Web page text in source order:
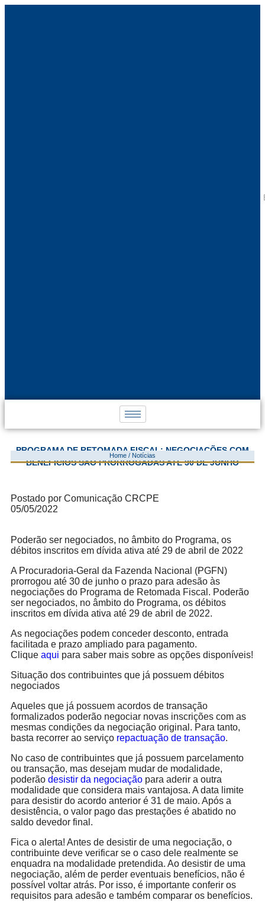
PROGRAMA DE RETOMADA FISCAL: NEGOCIAÇÕES COM
BENEFÍCIOS SÃO PRORROGADAS ATÉ 30 DE JUNHO
Home / Notícias
Postado por Comunicação CRCPE
05/05/2022
Poderão ser negociados, no âmbito do Programa, os
débitos inscritos em dívida ativa até 29 de abril de 2022
A Procuradoria-Geral da Fazenda Nacional (PGFN)
prorrogou até 30 de junho o prazo para adesão às
negociações do Programa de Retomada Fiscal. Poderão
ser negociados, no âmbito do Programa, os débitos
inscritos em dívida ativa até 29 de abril de 2022.
As negociações podem conceder desconto, entrada
facilitada e prazo ampliado para pagamento.
Clique aqui para saber mais sobre as opções disponíveis!
Situação dos contribuintes que já possuem débitos
negociados
Aqueles que já possuem acordos de transação
formalizados poderão negociar novas inscrições com as
mesmas condições da negociação original. Para tanto,
basta recorrer ao serviço repactuação de transação.
No caso de contribuintes que já possuem parcelamento
ou transação, mas desejam mudar de modalidade,
poderão desistir da negociação para aderir a outra
modalidade que considera mais vantajosa. A data limite
para desistir do acordo anterior é 31 de maio. Após a
desistência, o valor pago das prestações é abatido no
saldo devedor final.
Fica o alerta! Antes de desistir de uma negociação, o
contribuinte deve verificar se o caso dele realmente se
enquadra na modalidade pretendida. Ao desistir de uma
negociação, além de perder eventuais benefícios, não é
possível voltar atrás. Por isso, é importante conferir os
requisitos para adesão e também comparar os benefícios.